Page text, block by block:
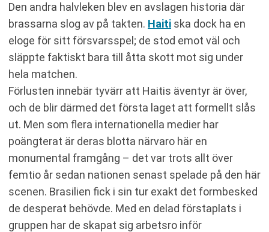
Den andra halvleken blev en avslagen historia där
brassarna slog av på takten. Haiti ska dock ha en
eloge för sitt försvarsspel; de stod emot väl och
släppte faktiskt bara till åtta skott mot sig under
hela matchen.
Förlusten innebär tyvärr att Haitis äventyr är över,
och de blir därmed det första laget att formellt slås
ut. Men som flera internationella medier har
poängterat är deras blotta närvaro här en
monumental framgång – det var trots allt över
femtio år sedan nationen senast spelade på den här
scenen. Brasilien fick i sin tur exakt det formbesked
de desperat behövde. Med en delad förstaplats i
gruppen har de skapat sig arbetsro inför